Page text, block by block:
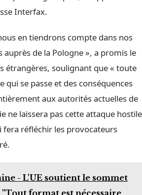
Interfax.
en tiendrons compte dans nos
auprès de la Pologne », a promis le
étrangères, soulignant que « toute
qui se passe et des conséquences
aux autorités actuelles de
ne laissera pas cette attaque hostile
fera réfléchir les provocateurs
- L'UE soutient le sommet